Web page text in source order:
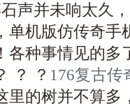
声并未响太久
单机版仿传奇手
各种事情见的多
？ ？ 176复古传
里的树并不算多